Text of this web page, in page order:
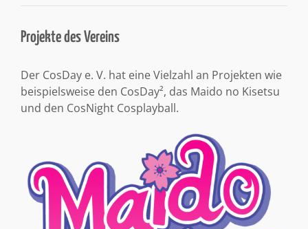
Projekte des Vereins
Der CosDay e. V. hat eine Vielzahl an Projekten wie
beispielsweise den CosDay², das Maido no Kisetsu
und den CosNight Cosplayball.